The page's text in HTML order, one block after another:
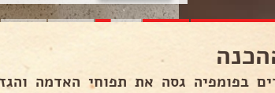
בפומפיה גסה את תפוחי האדמה